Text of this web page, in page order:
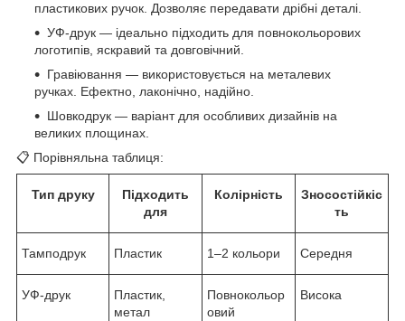
пластикових ручок. Дозволяє передавати дрібні деталі.
УФ-друк — ідеально підходить для повнокольорових
логотипів, яскравий та довговічний.
Гравіювання — використовується на металевих
ручках. Ефектно, лаконічно, надійно.
Шовкодрук — варіант для особливих дизайнів на
великих площинах.
📋 Порівняльна таблиця:
Тип друку
Підходить
для
Колірність
Зносостійкіс
ть
Тамподрук Пластик 1–2 кольори Середня
УФ-друк
Пластик,
метал
Повнокольор
овий
Висока